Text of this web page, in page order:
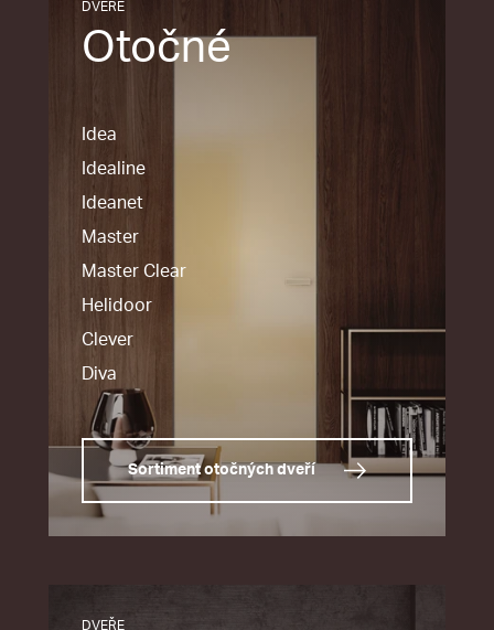
DVEŘE
Otočné
Idea
Idealine
Ideanet
Master
Master Clear
Helidoor
Clever
Diva
Sortiment otočných dveří
DVEŘE